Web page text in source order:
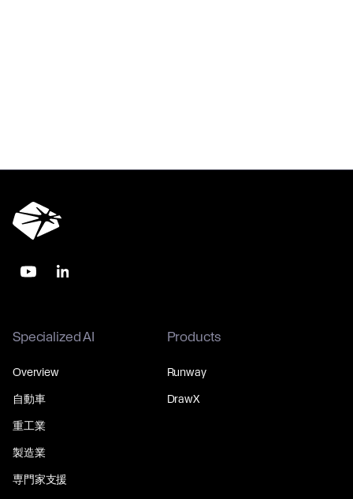
Specialized AI
Overview
自動車
重工業
製造業
専門家支援
Products
Runway
DrawX